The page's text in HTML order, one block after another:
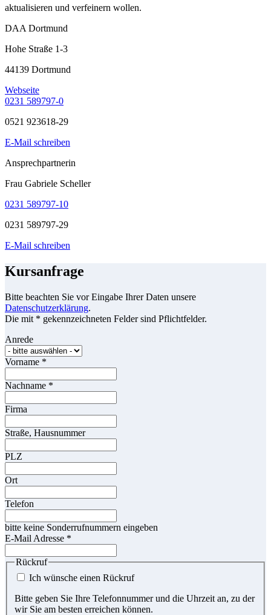
aktualisieren und verfeinern wollen.
DAA Dortmund
Hohe Straße 1-3
44139 Dortmund
Webseite
0231 589797-0
0521 923618-29
E-Mail schreiben
Ansprechpartnerin
Frau Gabriele Scheller
0231 589797-10
0231 589797-29
E-Mail schreiben
Kursanfrage
Bitte beachten Sie vor Eingabe Ihrer Daten unsere
Datenschutzerklärung.
Die mit * gekennzeichneten Felder sind Pflichtfelder.
Anrede
Vorname *
Nachname *
Firma
Straße, Hausnummer
PLZ
Ort
Telefon
bitte keine Sonderrufnummern eingeben
E-Mail Adresse *
Rückruf
Ich wünsche einen Rückruf
Bitte geben Sie Ihre Telefonnummer und die Uhrzeit an, zu der
wir Sie am besten erreichen können.